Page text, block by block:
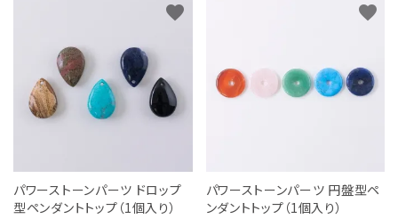
パワーストーンパーツ ドロップ
型ペンダントトップ（1個入り）
favorite
パワーストーンパーツ 円盤型ペ
ンダントトップ（1個入り）
favorite